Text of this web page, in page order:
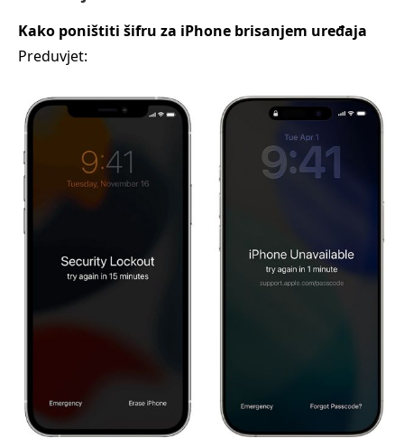
Kako poništiti šifru za iPhone brisanjem uređaja
Preduvjet: